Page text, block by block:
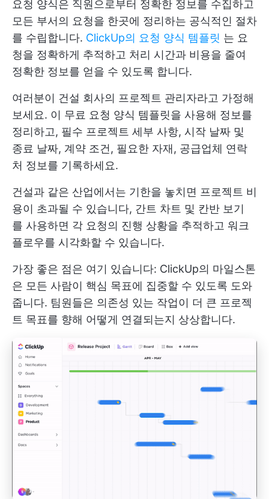
요청 양식은 직원으로부터 정확한 정보를 수집하고
모든 부서의 요청을 한곳에 정리하는 공식적인 절차
를 수립합니다. ClickUp의 요청 양식 템플릿 는 요
청을 정확하게 추적하고 처리 시간과 비용을 줄여
정확한 정보를 얻을 수 있도록 합니다.
여러분이 건설 회사의 프로젝트 관리자라고 가정해
보세요. 이 무료 요청 양식 템플릿을 사용해 정보를
정리하고, 필수 프로젝트 세부 사항, 시작 날짜 및
종료 날짜, 계약 조건, 필요한 자재, 공급업체 연락
처 정보를 기록하세요.
건설과 같은 산업에서는 기한을 놓치면 프로젝트 비
용이 초과될 수 있습니다, 간트 차트 및 칸반 보기
를 사용하면 각 요청의 진행 상황을 추적하고 워크
플로우를 시각화할 수 있습니다.
가장 좋은 점은 여기 있습니다: ClickUp의 마일스톤
은 모든 사람이 핵심 목표에 집중할 수 있도록 도와
줍니다. 팀원들은 의존성 있는 작업이 더 큰 프로젝
트 목표를 향해 어떻게 연결되는지 상상합니다.